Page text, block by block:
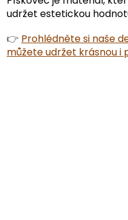
udržet estetickou
👉 Prohlédněte si naše
můžete udržet krásnou i